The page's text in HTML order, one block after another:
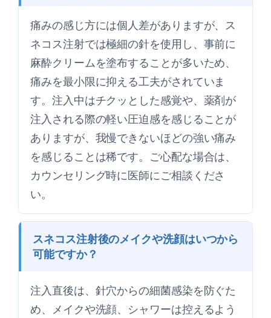
痛みの感じ方には個人差がありますが、ス
ネコス注射では極細の針を使用し、事前に
麻酔クリームを塗布することが多いため、
痛みを最小限に抑える工夫がされていま
す。注入中はチクッとした感覚や、薬剤が
注入される際の軽い圧迫感を感じることが
ありますが、我慢できないほどの強い痛み
を感じることは稀です。ご心配な場合は、
カウンセリング時に医師にご相談くださ
い。
スネコス注射後のメイクや洗顔はいつから
可能ですか？
注入直後は、針穴からの細菌感染を防ぐた
め、メイクや洗顔、シャワーは控えるよう